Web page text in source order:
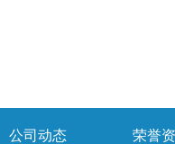
公司动态 荣誉